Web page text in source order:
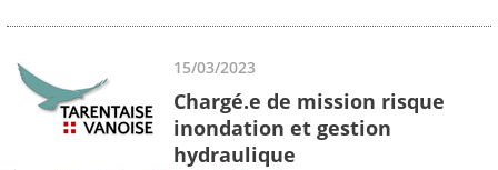
15/03/2023
Chargé.e de mission risque
inondation et gestion
hydraulique